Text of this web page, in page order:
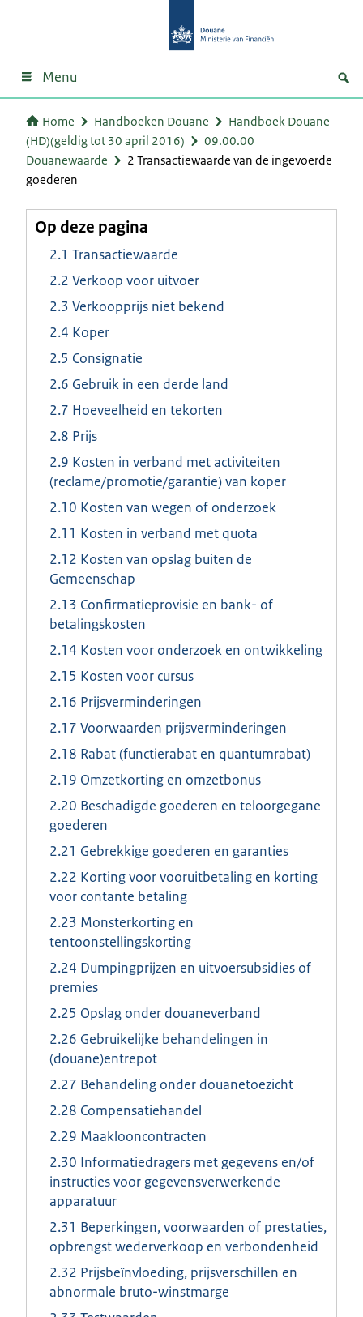
Menu
Home Handboeken Douane
Handboek Douane
(HD)(geldig tot 30 april 2016)
09.00.00
Douanewaarde
2 Transactiewaarde van de ingevoerde
goederen
Op deze pagina
2.1 Transactiewaarde
2.2 Verkoop voor uitvoer
2.3 Verkoopprijs niet bekend
2.4 Koper
2.5 Consignatie
2.6 Gebruik in een derde land
2.7 Hoeveelheid en tekorten
2.8 Prijs
2.9 Kosten in verband met activiteiten
(reclame/promotie/garantie) van koper
2.10 Kosten van wegen of onderzoek
2.11 Kosten in verband met quota
2.12 Kosten van opslag buiten de
Gemeenschap
2.13 Confirmatieprovisie en bank- of
betalingskosten
2.14 Kosten voor onderzoek en ontwikkeling
2.15 Kosten voor cursus
2.16 Prijsverminderingen
2.17 Voorwaarden prijsverminderingen
2.18 Rabat (functierabat en quantumrabat)
2.19 Omzetkorting en omzetbonus
2.20 Beschadigde goederen en teloorgegane
goederen
2.21 Gebrekkige goederen en garanties
2.22 Korting voor vooruitbetaling en korting
voor contante betaling
2.23 Monsterkorting en
tentoonstellingskorting
2.24 Dumpingprijzen en uitvoersubsidies of
premies
2.25 Opslag onder douaneverband
2.26 Gebruikelijke behandelingen in
(douane)entrepot
2.27 Behandeling onder douanetoezicht
2.28 Compensatiehandel
2.29 Maaklooncontracten
2.30 Informatiedragers met gegevens en/of
instructies voor gegevensverwerkende
apparatuur
2.31 Beperkingen, voorwaarden of prestaties,
opbrengst wederverkoop en verbondenheid
2.32 Prijsbeïnvloeding, prijsverschillen en
abnormale bruto-winstmarge